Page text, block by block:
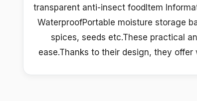
transparent anti-insect foodItem
WaterproofPortable moisture storage
spices, seeds etc.These practical
ease.Thanks to their design, they